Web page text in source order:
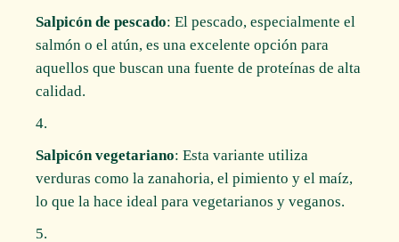
Salpicón de pescado: El pescado, especialmente el
salmón o el atún, es una excelente opción para
aquellos que buscan una fuente de proteínas de alta
calidad.
Salpicón vegetariano: Esta variante utiliza
verduras como la zanahoria, el pimiento y el maíz,
lo que la hace ideal para vegetarianos y veganos.